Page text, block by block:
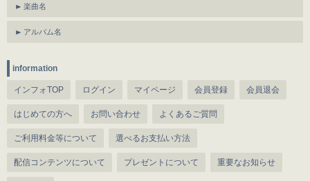
楽曲名
アルバム名
information
インフォTOP ログイン マイページ 会員登録 会員退会
はじめての方へ お問い合わせ よくあるご質問
ご利用料金等について 選べるお支払い方法
配信コンテンツについて プレゼントについて 重要なお知らせ